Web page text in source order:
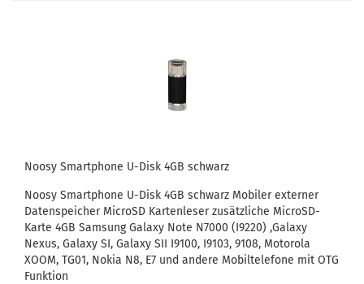
Noosy Smart­pho­ne U-​Disk 4GB schwarz
Noosy Smart­pho­ne U-​Disk 4GB schwarz Mo­bi­ler ex­ter­ner
Da­ten­spei­cher Mi­croSD Kar­ten­le­ser zu­sätz­li­che MicroSD-​
Karte 4GB Sam­sung Ga­la­xy Note N7000 (I9220) ,Ga­la­xy
Nexus, Ga­la­xy SI, Ga­la­xy SII I9100, I9103, 9108, Mo­to­ro­la
XOOM, TG01, Nokia N8, E7 und an­de­re Mo­bil­te­le­fo­ne mit OTG
Funk­ti­on